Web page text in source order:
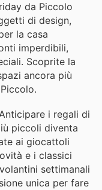
da Piccolo
di design,
la casa
imperdibili,
Scoprite la
ancora più
i regali di
piccoli diventa
ai giocattoli
e i classici
settimanali
unica per fare